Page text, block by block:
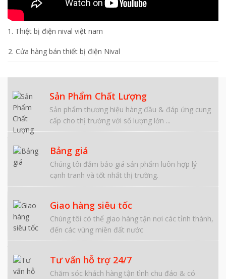
1. Thiệt bị điện nival việt nam
2. Cửa hàng bán thiết bị điện Nival
Sản Phẩm Chất Lượng
Sản phẩm thương hiệu hàng đầu & đáp ứng cung
cấp cho thị trường với số lượng lớn ...
Bảng giá
Chúng tôi đảm bảo giá sản phẩm luôn hợp lý
cạnh tranh và tốt nhất thị trường.
Giao hàng siêu tốc
Chúng tôi có thể giao hàng tận nơi các tỉnh thành,
đến các vùng miền đất nước
Tư vấn hỗ trợ 24/7
Chăm sóc khách hàng tận tình chu đáo & có